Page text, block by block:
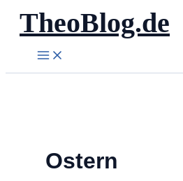
Zum
Inhalt
springen
TheoBlog.de
Ostern